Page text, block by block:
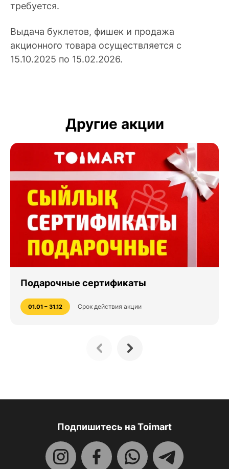
требуется.
Выдача буклетов, фишек и продажа
акционного товара осуществляется с
15.10.2025 по 15.02.2026.
Другие акции
Подарочные сертификаты
01.01 – 31.12 Срок действия акции
Подпишитесь на Toimart